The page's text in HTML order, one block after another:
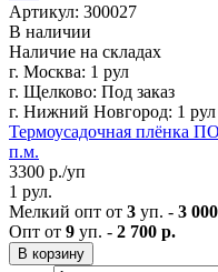
Артикул: 300027
В наличии
Наличие на складах
г. Москва: 1 рул
г. Щелково: Под заказ
г. Нижний Новгород: 1 рул
Термоусадочная плёнка
п.м.
3300 р./уп
1 рул.
Мелкий опт от 3 уп. - 3
Опт от 9 уп. - 2 700 р.
В корзину